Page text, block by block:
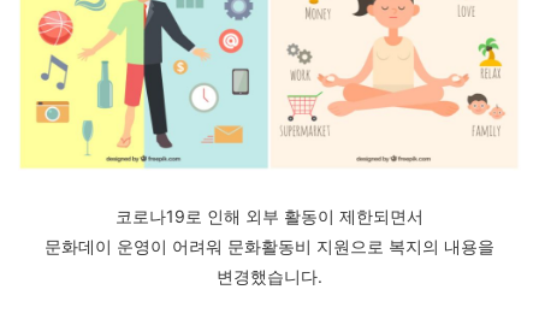
코로나19로 인해 외부 활동이 제한되면서
문화데이 운영이 어려워 문화활동비 지원으로 복지의 내용을
변경했습니다.